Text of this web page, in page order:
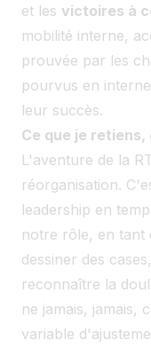
et les victoires à
mobilité interne,
prouvée par les
pourvus en
leur succès.
Ce que je
L'aventure de la
réorganisation.
leadership en
notre rôle, en tant
dessiner des
reconnaître la
ne jamais, jamais,
variable